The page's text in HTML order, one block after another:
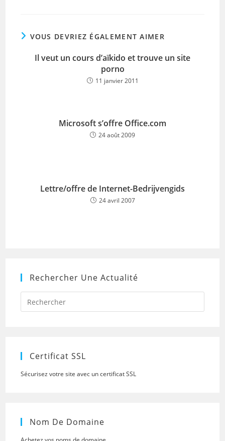
VOUS DEVRIEZ ÉGALEMENT AIMER
Il veut un cours d’aïkido et trouve un site
porno
11 janvier 2011
Microsoft s’offre Office.com
24 août 2009
Lettre/offre de Internet-Bedrijvengids
24 avril 2007
Rechercher Une Actualité
Press
to
Certificat SSL
Sécurisez votre site avec un certificat SSL
Nom De Domaine